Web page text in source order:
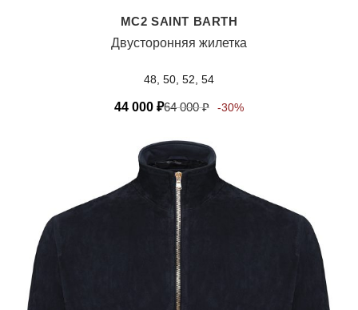
MC2 SAINT BARTH
Двусторонняя жилетка
48, 50, 52, 54
44 000 ₽64 000₽ -30%